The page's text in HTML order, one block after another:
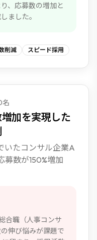
、応募数の増加と
ました。
削減 スピード採用
名
加を実現した
いたコンサル企業A
募数が150%増加
合職（人事コンサ
伸び悩みが課題で